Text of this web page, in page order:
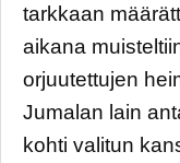
tarkkaan
aikana
orjuutettujen
Jumalan lain
kohti valitun